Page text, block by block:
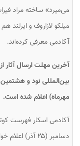
می‌میرد» ساخته مراد
میلکو لازاروف و ایرلند
آکادمی معرفی کرده‌اند.
آخرین مهلت ارسال آثار
مهرماه) اعلام شده است.